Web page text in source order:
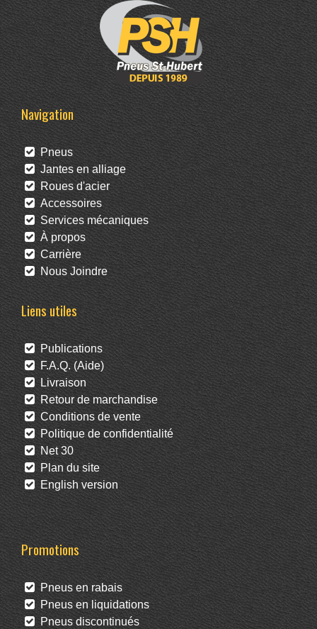
Navigation
Pneus
Jantes en alliage
Roues d'acier
Accessoires
Services mécaniques
À propos
Carrière
Nous Joindre
Liens utiles
Publications
F.A.Q. (Aide)
Livraison
Retour de marchandise
Conditions de vente
Politique de confidentialité
Net 30
Plan du site
English version
Promotions
Pneus en rabais
Pneus en liquidations
Pneus discontinués